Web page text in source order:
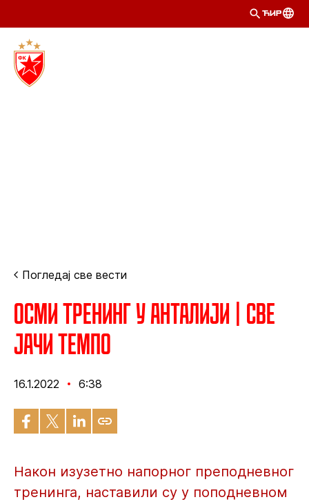
ЋИР
Погледај све вести
Осми тренинг у Анталији | Све
јачи темпо
16.1.2022 6:38
Након изузетно напорног преподневног
тренинга, наставили су у поподневном